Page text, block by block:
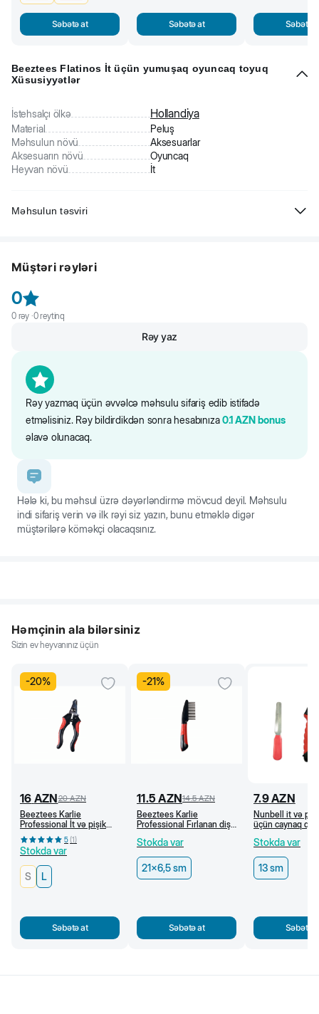
Səbətə at Səbətə at Səbətə
Beeztees Flatinos İt üçün yumuşaq oyuncaq toyuq
Xüsusiyyətlər
İstehsalçı ölkə Hollandiya
Material
Peluş
Məhsulun növü
Aksesuarlar
Aksesuarın növü
Oyuncaq
Heyvan növü
İt
Məhsulun təsviri
daha da əyləncəli edir.
Müştəri rəyləri
0
0rəy ·0reytinq
Rəy yazmaq üçün əvvəlcə məhsulu sifariş edib istifadə
etməlisiniz. Rəy bildirdikdən sonra hesabınıza0.1 AZN bonus
əlavə olunacaq.
Rəy yaz
Hələ ki, bu məhsul üzrə dəyərləndirmə mövcud deyil. Məhsulu
indi sifariş verin və ilk rəyi siz yazın, bunu etməklə digər
müştərilərə köməkçi olacaqsınız.
Həmçinin ala bilərsiniz
Sizin ev heyvanınız üçün
-20%
16 AZN20 AZN
Beeztees Karlie
Professional İt və pişik
üçün caynaq qayçısı (L)
5(1)
Stokda var
S L
Səbətə at
-21%
11.5 AZN14.5 AZN
Beeztees Karlie
Professional Fırlanan dişli
Stokda var
21x6,5 sm
Səbətə at
7.9AZN
Nunbell it və
üçün caynaq
Stokda var
13 sm
Səbətə